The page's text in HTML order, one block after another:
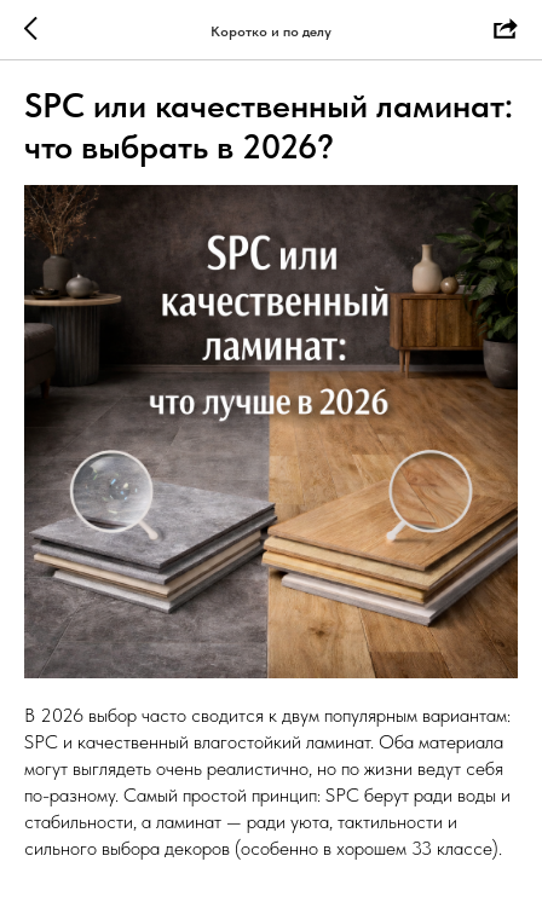
Коротко и по делу
SPC или качественный ламинат:
что выбрать в 2026?
В 2026 выбор часто сводится к двум популярным вариантам:
SPC и качественный влагостойкий ламинат. Оба материала
могут выглядеть очень реалистично, но по жизни ведут себя
по-разному. Самый простой принцип: SPC берут ради воды и
стабильности, а ламинат — ради уюта, тактильности и
сильного выбора декоров (особенно в хорошем 33 классе).